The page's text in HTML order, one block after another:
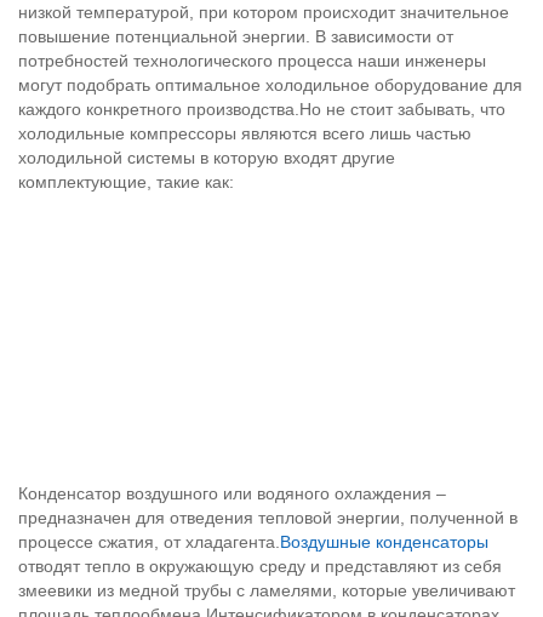
низкой температурой, при котором происходит значительное
повышение потенциальной энергии. В зависимости от
потребностей технологического процесса наши инженеры
могут подобрать оптимальное холодильное оборудование для
каждого конкретного производства.Но не стоит забывать, что
холодильные компрессоры являются всего лишь частью
холодильной системы в которую входят другие
комплектующие, такие как:
Конденсатор воздушного или водяного охлаждения –
предназначен для отведения тепловой энергии, полученной в
процессе сжатия, от хладагента. Воздушные конденсаторы
отводят тепло в окружающую среду и представляют из себя
змеевики из медной трубы с ламелями, которые увеличивают